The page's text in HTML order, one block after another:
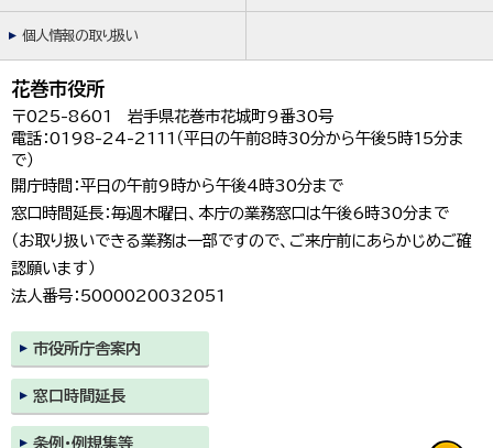
個人情報の取り扱い
花巻市役所
〒025-8601 岩手県花巻市花城町9番30号
電話：0198-24-2111（平日の午前8時30分から午後5時15分ま
で）
開庁時間：平日の午前9時から午後4時30分まで
窓口時間延長：毎週木曜日、本庁の業務窓口は午後6時30分まで
（お取り扱いできる業務は一部ですので、ご来庁前にあらかじめご確
認願います）
法人番号：5000020032051
市役所庁舎案内
窓口時間延長
条例・例規集等